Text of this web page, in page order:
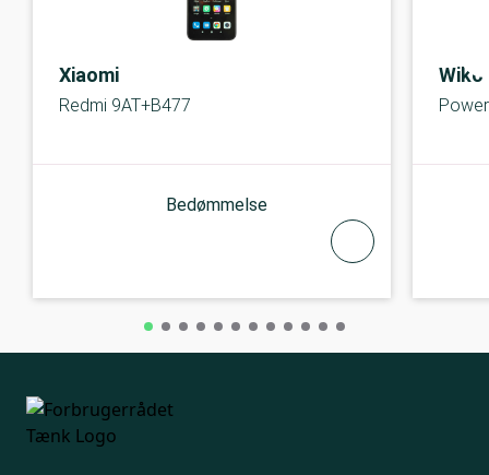
Xiaomi
Redmi 9AT+B477
Bedømmelse
Wiko